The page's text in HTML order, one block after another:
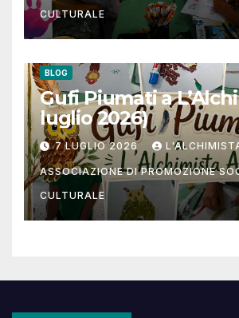
CULTURALE
BLOG
Gufi Piumati a
luglio 2026)
7 LUGLIO 2026
ASSOCIAZIONE DI PROMOZIONE
CULTURALE